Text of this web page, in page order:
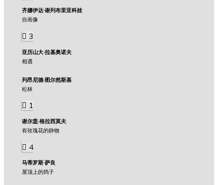
齐娜伊达·谢列布里亚科娃
自画像
3
亚历山大·拉基奥诺夫
相遇
列昂尼德·图尔然斯基
松林
1
谢尔盖·格拉西莫夫
有玫瑰花的静物
4
马蒂罗斯·萨良
屋顶上的鸽子